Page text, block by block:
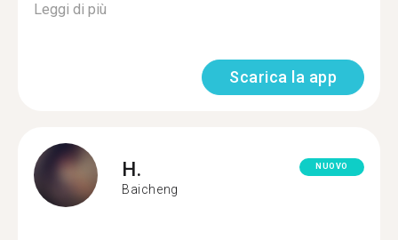
Leggi di più
Scarica la app
H.
Baicheng
NUOVO